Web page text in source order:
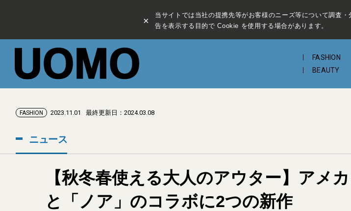
×
当サイトでは当社の提携先等がお客様のニーズ等について調査
告を表示する目的で Cookie を使用する場合があります。
FASHION
BEAUTY
FASHION 2023.11.01 最終更新日：2024.03.08
ニュース
【秋冬春使える大人のアウター】アメ
と「ノア」のコラボに2つの新作